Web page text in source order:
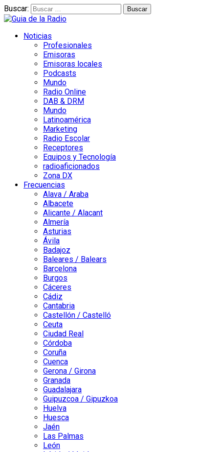
Buscar:
Noticias
Profesionales
Emisoras
Emisoras locales
Podcasts
Mundo
Radio Online
DAB & DRM
Mundo
Latinoamérica
Marketing
Radio Escolar
Receptores
Equipos y Tecnología
radioaficionados
Zona DX
Frecuencias
Alava / Araba
Albacete
Alicante / Alacant
Almería
Asturias
Ávila
Badajoz
Baleares / Balears
Barcelona
Burgos
Cáceres
Cádiz
Cantabria
Castellón / Castelló
Ceuta
Ciudad Real
Córdoba
Coruña
Cuenca
Gerona / Girona
Granada
Guadalajara
Guipuzcoa / Gipuzkoa
Huelva
Huesca
Jaén
Las Palmas
León